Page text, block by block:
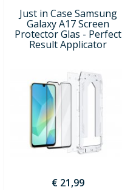
Just in Case Samsung
Galaxy A17 Screen
Protector Glas - Perfect
Result Applicator
€ 21,99